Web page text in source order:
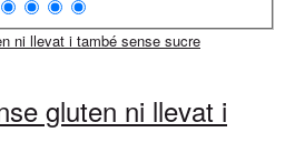
gluten ni llevat i